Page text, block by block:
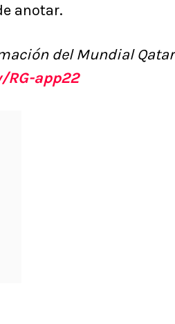
anotar.
del Mundial Qatar
app22